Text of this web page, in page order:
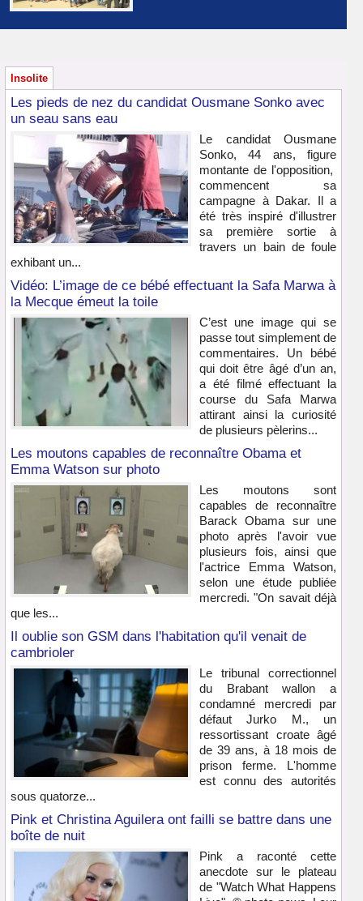
Insolite
Les pieds de nez du candidat Ousmane Sonko avec
un seau sans eau
Le candidat Ousmane
Sonko, 44 ans, figure
montante de l'opposition,
commencent sa
campagne à Dakar. Il a
été très inspiré d'illustrer
sa première sortie à
travers un bain de foule
exhibant un...
Vidéo: L’image de ce bébé effectuant la Safa Marwa à
la Mecque émeut la toile
C’est une image qui se
passe tout simplement de
commentaires. Un bébé
qui doit être âgé d’un an,
a été filmé effectuant la
course du Safa Marwa
attirant ainsi la curiosité
de plusieurs pèlerins...
Les moutons capables de reconnaître Obama et
Emma Watson sur photo
Les moutons sont
capables de reconnaître
Barack Obama sur une
photo après l'avoir vue
plusieurs fois, ainsi que
l'actrice Emma Watson,
selon une étude publiée
mercredi. "On savait déjà
que les...
Il oublie son GSM dans l'habitation qu'il venait de
cambrioler
Le tribunal correctionnel
du Brabant wallon a
condamné mercredi par
défaut Jurko M., un
ressortissant croate âgé
de 39 ans, à 18 mois de
prison ferme. L'homme
est connu des autorités
sous quatorze...
Pink et Christina Aguilera ont failli se battre dans une
boîte de nuit
Pink a raconté cette
anecdote sur le plateau
de "Watch What Happens